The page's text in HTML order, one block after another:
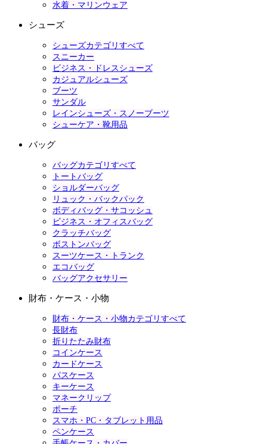
水着・マリンウェア
シューズ
シューズカテゴリすべて
スニーカー
ビジネス・ドレスシューズ
カジュアルシューズ
ブーツ
サンダル
レインシューズ・スノーブーツ
シューケア・靴用品
バッグ
バッグカテゴリすべて
トートバッグ
ショルダーバッグ
リュック・バックパック
ボディバッグ・サコッシュ
ビジネス・オフィスバッグ
クラッチバッグ
ボストンバッグ
スーツケース・トランク
エコバッグ
バッグアクセサリー
財布・ケース・小物
財布・ケース・小物カテゴリすべて
長財布
折りたたみ財布
コインケース
カードケース
パスケース
キーケース
マネークリップ
ポーチ
スマホ・PC・タブレット用品
ペンケース